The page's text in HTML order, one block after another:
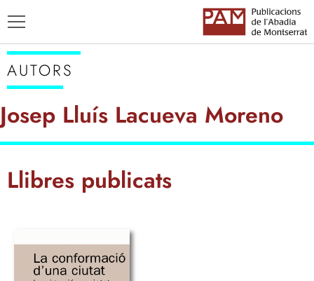
AUTORS
ENSENYAMENT CATALÀ
AUTORS
Josep Lluís Lacueva Moreno
Llibres publicats